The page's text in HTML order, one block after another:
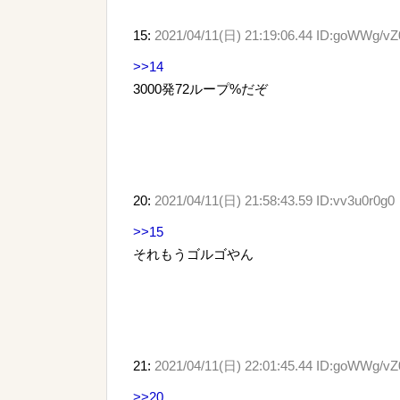
15: 2021/04/11(日) 21:19:06.44 ID:goWWg/
>>14
3000発72ループ%だぞ
20: 2021/04/11(日) 21:58:43.59 ID:vv3u0r0g0
>>15
それもうゴルゴやん
21: 2021/04/11(日) 22:01:45.44 ID:goWWg/
>>20